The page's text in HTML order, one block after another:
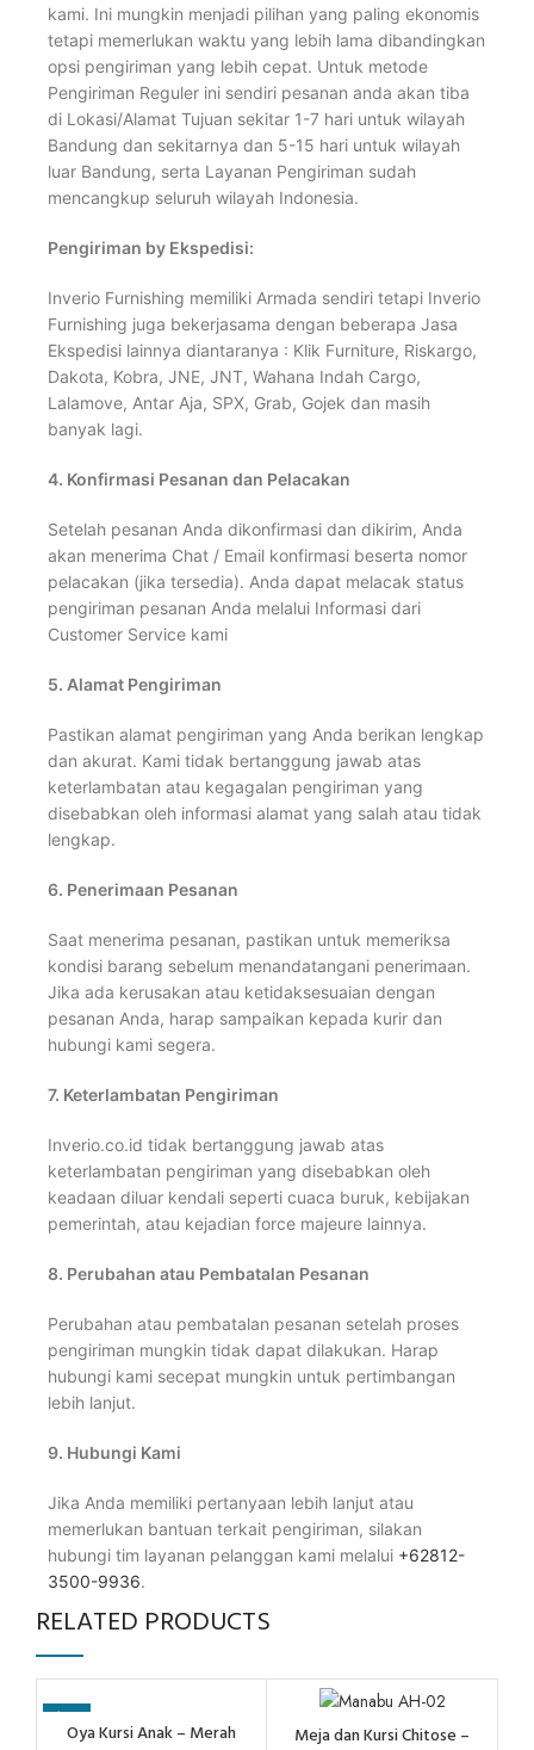
kami. Ini mungkin menjadi pilihan yang paling ekonomis
tetapi memerlukan waktu yang lebih lama dibandingkan
opsi pengiriman yang lebih cepat. Untuk metode
Pengiriman Reguler ini sendiri pesanan anda akan tiba
di Lokasi/Alamat Tujuan sekitar 1-7 hari untuk wilayah
Bandung dan sekitarnya dan 5-15 hari untuk wilayah
luar Bandung, serta Layanan Pengiriman sudah
mencangkup seluruh wilayah Indonesia.
Pengiriman by Ekspedisi:
Inverio Furnishing memiliki Armada sendiri tetapi Inverio
Furnishing juga bekerjasama dengan beberapa Jasa
Ekspedisi lainnya diantaranya : Klik Furniture, Riskargo,
Dakota, Kobra, JNE, JNT, Wahana Indah Cargo,
Lalamove, Antar Aja, SPX, Grab, Gojek dan masih
banyak lagi.
4. Konfirmasi Pesanan dan Pelacakan
Setelah pesanan Anda dikonfirmasi dan dikirim, Anda
akan menerima Chat / Email konfirmasi beserta nomor
pelacakan (jika tersedia). Anda dapat melacak status
pengiriman pesanan Anda melalui Informasi dari
Customer Service kami
5. Alamat Pengiriman
Pastikan alamat pengiriman yang Anda berikan lengkap
dan akurat. Kami tidak bertanggung jawab atas
keterlambatan atau kegagalan pengiriman yang
disebabkan oleh informasi alamat yang salah atau tidak
lengkap.
6. Penerimaan Pesanan
Saat menerima pesanan, pastikan untuk memeriksa
kondisi barang sebelum menandatangani penerimaan.
Jika ada kerusakan atau ketidaksesuaian dengan
pesanan Anda, harap sampaikan kepada kurir dan
hubungi kami segera.
7. Keterlambatan Pengiriman
Inverio.co.id tidak bertanggung jawab atas
keterlambatan pengiriman yang disebabkan oleh
keadaan diluar kendali seperti cuaca buruk, kebijakan
pemerintah, atau kejadian force majeure lainnya.
8. Perubahan atau Pembatalan Pesanan
Perubahan atau pembatalan pesanan setelah proses
pengiriman mungkin tidak dapat dilakukan. Harap
hubungi kami secepat mungkin untuk pertimbangan
lebih lanjut.
9. Hubungi Kami
Jika Anda memiliki pertanyaan lebih lanjut atau
memerlukan bantuan terkait pengiriman, silakan
hubungi tim layanan pelanggan kami melalui +62812-
3500-9936.
RELATED PRODUCTS
-10%
Oya Kursi Anak – Merah Meja dan Kursi Chitose –